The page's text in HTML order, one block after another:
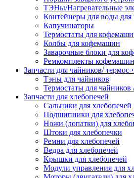
ТЭНы/Нагревательные
Контейнеры для воды
Капучинаторы
Термостаты для
Колбы для кофемашин
Заварочные блоки для
Ремкомплекты кофемашин
Запчасти для чайников/ термос-
Тэны для чайников
Термостаты для чайников
Запчасти для хлебопечей
Сальники для хлебопечей
Подшипники для
Ножи (лопатки) для
Штоки для хлебопечки
Ремни для хлебопечей
Ведра для хлебопечей
Крышки для хлебопечей
Модули управления для